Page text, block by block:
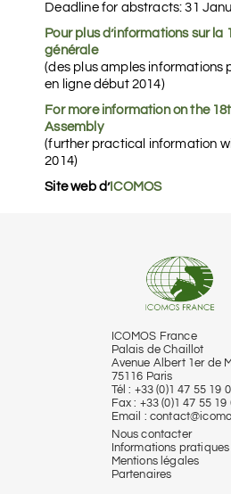
Deadline for abstracts: 31
Pour plus d’informations sur la
générale
(des plus amples informations
en ligne début 2014)
For more information on the
Assembly
(further practical information
2014)
Site web d’ICOMOS
ICOMOS France
Palais de Chaillot
Avenue Albert 1er de
75116 Paris
Tél : +33 (0)1 47 55 19
Fax : +33 (0)1 47 55 19
Email :
Nous contacter
Informations pratiques
Mentions légales
Partenaires